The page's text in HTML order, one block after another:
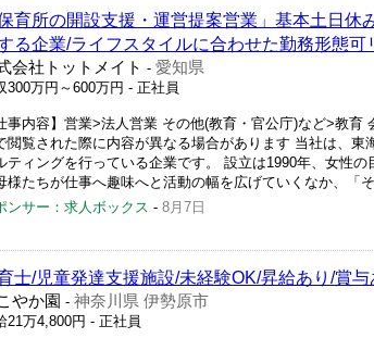
保育所の開設支援・運営提案営業」基本土日
る企業/ライフスタイルに合わせた勤務形態可
会社トットメイト - 愛知県
300万円～600万円 - 正社員
事内容】営業>法人営業 その他(教育・官公庁)など>教
閲覧された際に内容が異なる場合があります 当社は、東
ティングを行っている企業です。 設立は1990年、女性の
様たちが仕事へ趣味へと活動の幅を広げていくなか、「
ンサー：求人ボックス - 8月7日
士/児童発達支援施設/未経験OK/昇給あり/賞
やか園 - 神奈川県 伊勢原市
21万4,800円 - 正社員